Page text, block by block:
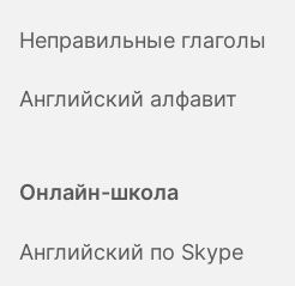
Неправильные глаголы
Английский алфавит
Онлайн-школа
Английский по Skype